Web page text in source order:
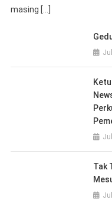
masing […]
Tak